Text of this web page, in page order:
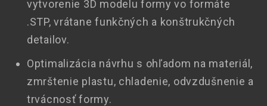
vytvorenie 3D modelu formy vo formáte
.STP, vrátane funkčných a konštrukčných
detailov.
Optimalizácia návrhu s ohľadom na materiál,
zmrštenie plastu, chladenie, odvzdušnenie a
trvácnosť formy.